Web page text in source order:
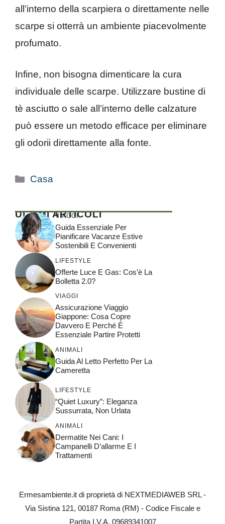
all’interno della scarpiera o direttamente nelle
scarpe si otterrà un ambiente piacevolmente
profumato.
Infine, non bisogna dimenticare la cura
individuale delle scarpe. Utilizzare bustine di
tè asciutto o sale all’interno delle calzature
può essere un metodo efficace per eliminare
gli odorii direttamente alla fonte.
Categorie
Casa
ULTIMI ARTICOLI
VIAGGI
Guida Essenziale Per
Pianificare Vacanze Estive
Sostenibili E Convenienti
LIFESTYLE
Offerte Luce E Gas: Cos’è La
Bolletta 2.0?
VIAGGI
Assicurazione Viaggio
Giappone: Cosa Copre
Davvero E Perché È
Essenziale Partire Protetti
ANIMALI
Guida Al Letto Perfetto Per La
Cameretta
LIFESTYLE
“Quiet Luxury”: Eleganza
Sussurrata, Non Urlata
ANIMALI
Dermatite Nei Cani: I
Campanelli D’allarme E I
Trattamenti
Ermesambiente.it di proprietà di NEXTMEDIAWEB SRL -
Via Sistina 121, 00187 Roma (RM) - Codice Fiscale e
Partita I.V.A. 09689341007